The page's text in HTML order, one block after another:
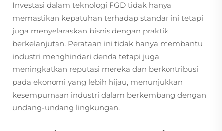
Investasi dalam teknologi FGD tidak hanya
memastikan kepatuhan terhadap standar ini tetapi
juga menyelaraskan bisnis dengan praktik
berkelanjutan. Perataan ini tidak hanya membantu
industri menghindari denda tetapi juga
meningkatkan reputasi mereka dan berkontribusi
pada ekonomi yang lebih hijau, menunjukkan
kesempurnaan industri dalam berkembang dengan
undang-undang lingkungan.